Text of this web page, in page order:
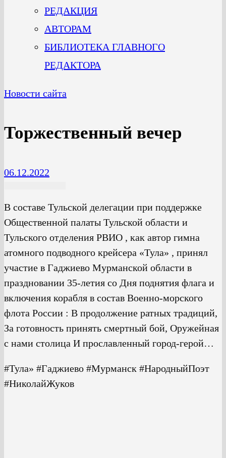
РЕДАКЦИЯ
АВТОРАМ
БИБЛИОТЕКА ГЛАВНОГО
РЕДАКТОРА
Новости сайта
Торжественный вечер
06.12.2022
В составе Тульской делегации при поддержке
Общественной палаты Тульской области и
Тульского отделения РВИО , как автор гимна
атомного подводного крейсера «Тула» , принял
участие в Гаджиево Мурманской области в
праздновании 35-летия со Дня поднятия флага и
включения корабля в состав Военно-морского
флота России : В продолжение ратных традиций,
За готовность принять смертный бой, Оружейная
с нами столица И прославленный город-герой…
#Тула» #Гаджиево #Мурманск #НародныйПоэт
#НиколайЖуков